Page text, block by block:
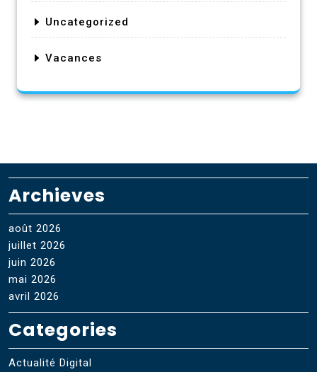
Uncategorized
Vacances
Archieves
août 2026
juillet 2026
juin 2026
mai 2026
avril 2026
Categories
Actualité Digital